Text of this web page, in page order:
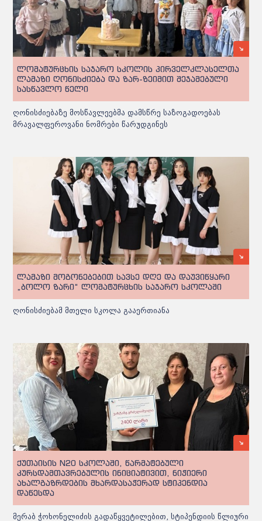
ლომატურცხის საჯარო სკოლის პირველკლასელთა
ლამაზი ღონისძიება და ზარ-ზეიმით შეჯამებული
სასწავლო წელი
ღონისძიებაზე მოსწავლეებმა დამსწრე საზოგადოებას
მრავალფეროვანი ნომრები წარუდგინეს
ლამაზი მოგონებებით სავსე დღე და დაუვიწყარი
„ბოლო ზარი“ ლომატურცხის საჯარო სკოლაში
ღონისძიებამ მთელი სკოლა გააერთიანა
ქუთაისის N20 სკოლაში, წარმატებული
კურსდამთავრებულის ინიციატივით, ნიჭიერი
ახალგაზრდების მხარდასაჭერად სტიპენდია
დაწესდა
მერაბ ჭოხონელიძის გადაწყვეტილებით, სტიპენდიის წლიური